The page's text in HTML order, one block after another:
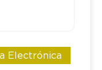
Electrónica